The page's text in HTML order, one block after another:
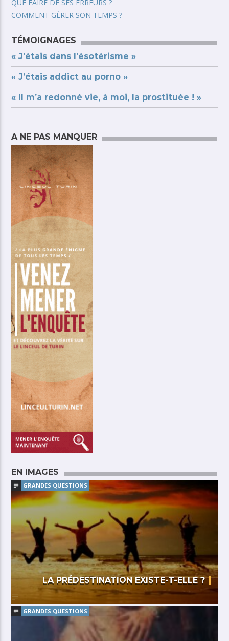
QUE FAIRE DE SES ERREURS ?
COMMENT GÉRER SON TEMPS ?
TÉMOIGNAGES
« J’étais dans l’ésotérisme »
« J’étais addict au porno »
« Il m’a redonné vie, à moi, la prostituée ! »
A NE PAS MANQUER
EN IMAGES
GRANDES QUESTIONS
LA PRÉDESTINATION EXISTE-T-ELLE ?
GRANDES QUESTIONS